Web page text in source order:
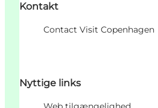
Kontakt
Contact Visit Copenhagen
Nyttige links